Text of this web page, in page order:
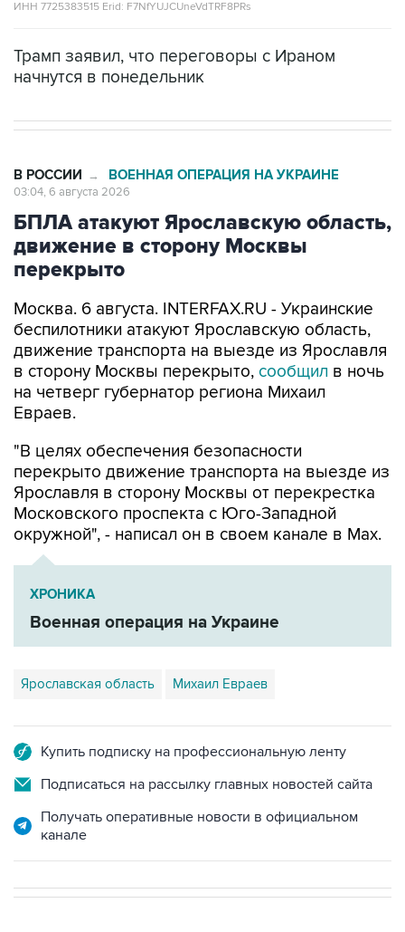
ИНН 7725383515 Erid: F7NfYUJCUneVdTRF8PRs
Трамп заявил, что переговоры с Ираном
начнутся в понедельник
В РОССИИ → ВОЕННАЯ ОПЕРАЦИЯ НА УКРАИНЕ
03:04, 6 августа 2026
БПЛА атакуют Ярославскую область,
движение в сторону Москвы
перекрыто
Москва. 6 августа. INTERFAX.RU - Украинские
беспилотники атакуют Ярославскую область,
движение транспорта на выезде из Ярославля
в сторону Москвы перекрыто, сообщил в ночь
на четверг губернатор региона Михаил
Евраев.
"В целях обеспечения безопасности
перекрыто движение транспорта на выезде из
Ярославля в сторону Москвы от перекрестка
Московского проспекта с Юго-Западной
окружной", - написал он в своем канале в Мах.
ХРОНИКА
Военная операция на Украине
Ярославская область Михаил Евраев
Купить подписку на профессиональную ленту
Подписаться на рассылку главных новостей сайта
Получать оперативные новости в официальном
канале